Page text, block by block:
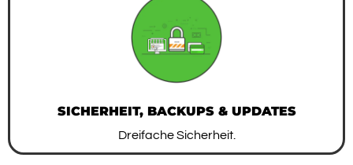
SICHERHEIT, BACKUPS & UPDATES
Dreifache Sicherheit.